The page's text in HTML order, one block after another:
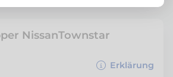
NissanTownstar
Erklärung